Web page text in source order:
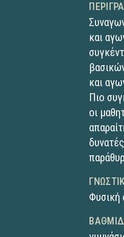
και
και
Πιο
οι
Φυσική